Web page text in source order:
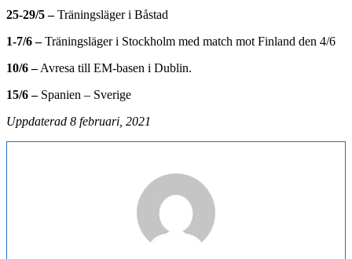
25-29/5 –Träningsläger i Båstad
1-7/6 –Träningsläger i Stockholm med match mot Finland den 4/6
10/6 –Avresa till EM-basen i Dublin.
15/6 –Spanien – Sverige
Uppdaterad 8 februari, 2021